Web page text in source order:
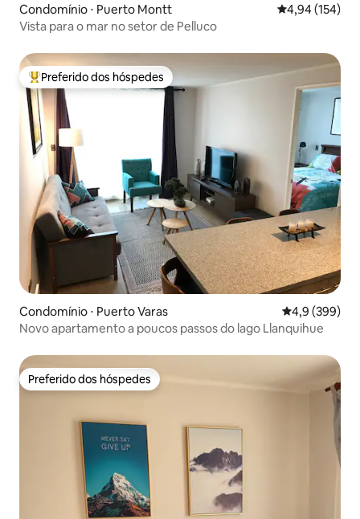
Condomínio ⋅ Puerto Montt 4,94 de uma
4,94 (154)
Vista para o mar no setor de Pelluco
Entre os melhores preferidos dos hóspedes
Preferido dos hóspedes
Condomínio ⋅ Puerto Varas 4,9 de uma
4,9 (399)
Novo apartamento a poucos passos do lago Llanquihue
Preferido dos hóspedes
Preferido dos hóspedes